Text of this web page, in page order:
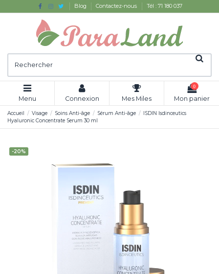
Blog Contactez-nous Tél : 71 180 037
Menu Connexion Mes Miles
0
Mon panier
Accueil Visage Soins Anti-âge Sérum Anti-âge
ISDIN Isdinceutics
Hyaluronic Concentrate Serum 30 ml
-20%